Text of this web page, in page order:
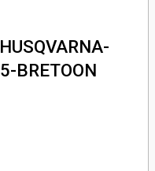
BRETOON